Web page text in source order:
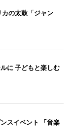
の太鼓「ジャン
に 子どもと楽しむ
スイベント 「音楽